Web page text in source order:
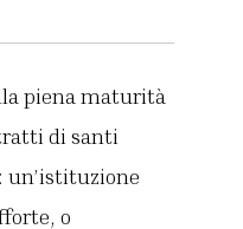
piena maturità
di santi
: un’istituzione
o